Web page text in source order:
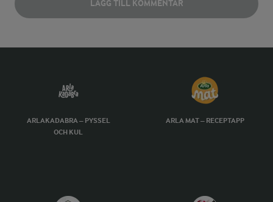
LÄGG TILL KOMMENTAR
ARLAKADABRA – PYSSEL
OCH KUL
ARLA MAT – RECEPTAPP